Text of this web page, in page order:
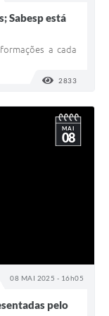
Sabesp está
a cada
2833
08 MAI 2025 - 16h05
MAI
08
pelo